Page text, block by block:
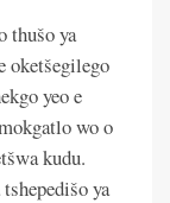
thušo ya
oketšegilego
yeo e
wo o
kudu.
ya